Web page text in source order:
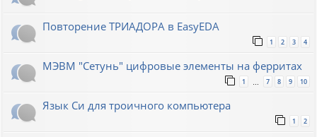
Повторение ТРИАДОРА в EasyEDA
1 2 3 4
МЭВМ "Сетунь" цифровые элементы на ферритах
1 … 7 8 9 10
Язык Си для троичного компьютера
1 2